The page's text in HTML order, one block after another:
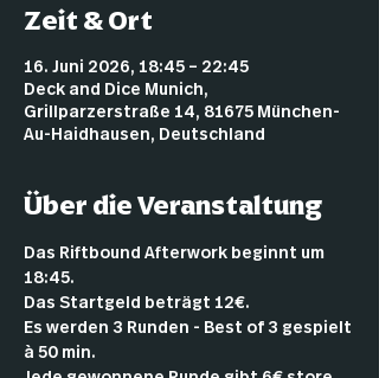
Zeit & Ort
16. Juni 2026, 18:45 – 22:45
Deck and Dice Munich,
Grillparzerstraße 14, 81675 München-
Au-Haidhausen, Deutschland
Über die Veranstaltung
Das Riftbound Afterwork beginnt um
18:45.
Das Startgeld beträgt 12€.
Es werden 3 Runden - Best of 3 gespielt
à 50 min.